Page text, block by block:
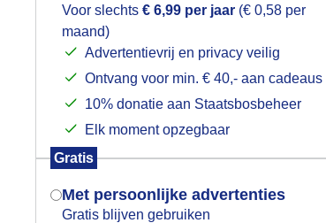
Voor slechts € 6,99 per jaar (€ 0,58 per
maand)
Advertentievrij en privacy veilig
Ontvang voor min. € 40,- aan cadeaus
10% donatie aan Staatsbosbeheer
Elk moment opzegbaar
Gratis
Met persoonlijke advertenties
Gratis blijven gebruiken
Foto en video Weerzine
steeds bewolkt met 19
Mogen we je locatie gebruiken
het weer?
Indien je hier nog geen akkoord op hebt
gegeven, verschijnt er zo een pop-up uit
je browser waarin deze toestemming
gevraagd wordt.